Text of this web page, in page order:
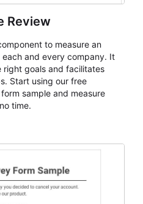
Review
to measure an
each and every company. It
right goals and facilitates
Start using our free
sample and measure
time.